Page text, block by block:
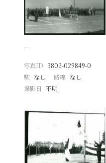
−
写真ID 3802-029849-0
駅 なし 路線 なし
撮影日
不明